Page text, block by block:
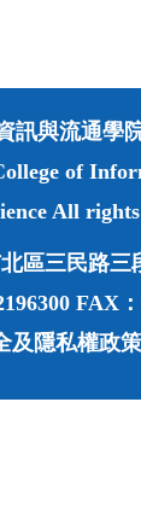
訊與流通學
of
All
區三民路
FAX：
及隱私權政策